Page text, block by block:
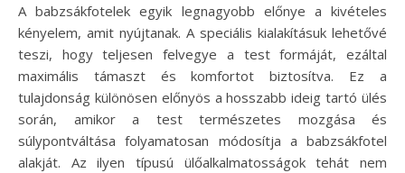
A babzsákfotelek egyik legnagyobb előnye a kivételes
kényelem, amit nyújtanak. A speciális kialakításuk lehetővé
teszi, hogy teljesen felvegye a test formáját, ezáltal
maximális támaszt és komfortot biztosítva. Ez a
tulajdonság különösen előnyös a hosszabb ideig tartó ülés
során, amikor a test természetes mozgása és
súlypontváltása folyamatosan módosítja a babzsákfotel
alakját. Az ilyen típusú ülőalkalmatosságok tehát nem